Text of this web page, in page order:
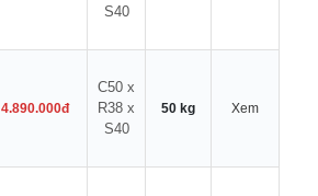
S40
4.890.000đ
C50 x
R38 x
S40
50 kg Xem